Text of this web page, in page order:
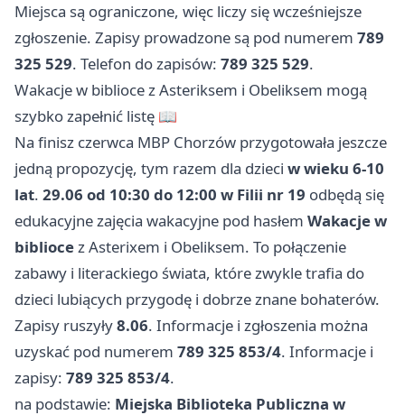
Miejsca są ograniczone, więc liczy się wcześniejsze
zgłoszenie. Zapisy prowadzone są pod numerem 789
325 529. Telefon do zapisów: 789 325 529.
Wakacje w biblioce z Asteriksem i Obeliksem mogą
szybko zapełnić listę 📖
Na finisz czerwca MBP Chorzów przygotowała jeszcze
jedną propozycję, tym razem dla dzieci w wieku 6-10
lat. 29.06 od 10:30 do 12:00 w Filii nr 19 odbędą się
edukacyjne zajęcia wakacyjne pod hasłem Wakacje w
bibliocez Asterixem i Obeliksem. To połączenie
zabawy i literackiego świata, które zwykle trafia do
dzieci lubiących przygodę i dobrze znane bohaterów.
Zapisy ruszyły8.06. Informacje i zgłoszenia można
uzyskać pod numerem 789 325 853/4. Informacje i
zapisy: 789 325 853/4.
na podstawie: Miejska Biblioteka Publiczna w